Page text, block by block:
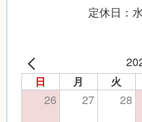
定休日：
日 月 火
26 27 28